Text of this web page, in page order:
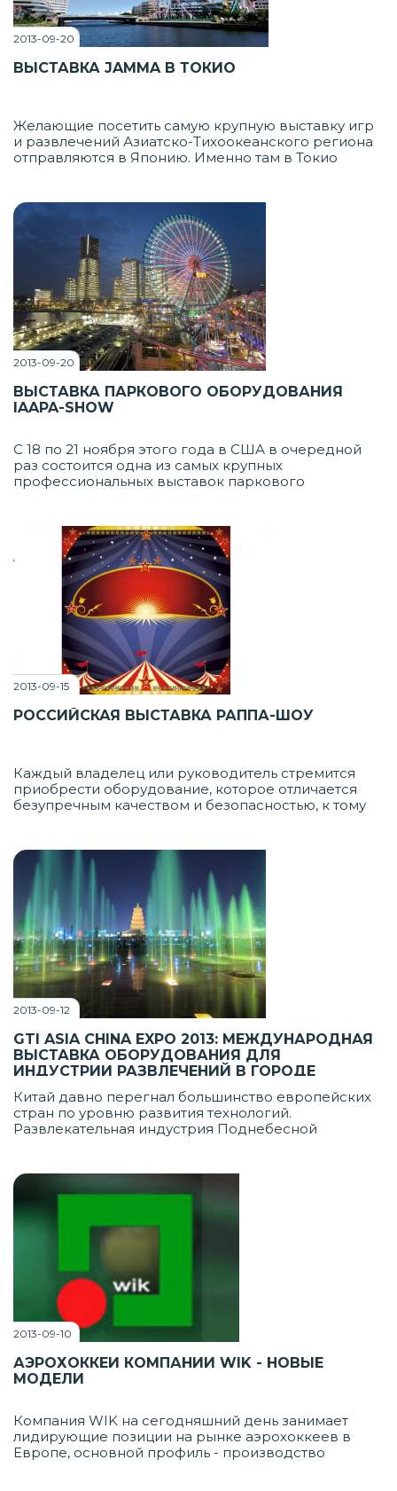
2013-09-20
ВЫСТАВКА JAMMA В ТОКИО
Желающие посетить самую крупную выставку игр
и развлечений Азиатско-Тихоокеанского региона
отправляются в Японию. Именно там в Токио
правило, анонсируют мероприятие за несколько
недель до Tokyo Game Show.
2013-09-20
ВЫСТАВКА ПАРКОВОГО ОБОРУДОВАНИЯ
IAAPA-SHOW
С 18 по 21 ноября этого года в США в очередной
раз состоится одна из самых крупных
профессиональных выставок паркового
Ассоциации Развлекательных парков и
Аттракционов (IAAPA) и ориентирована на тех, кто
работает в индустрии досуга.
2013-09-15
РОССИЙСКАЯ ВЫСТАВКА РАППА-ШОУ
Каждый владелец или руководитель стремится
приобрести оборудование, которое отличается
безупречным качеством и безопасностью, к тому
Российской Ассоциации Парков и
Производителей Аттракционов (РАППА) уже более
15 лет успешно проводится мероприятие
международного уровня - РАППА-шоу.
2013-09-12
GTI ASIA CHINA EXPO 2013: МЕЖДУНАРОДНАЯ
ВЫСТАВКА ОБОРУДОВАНИЯ ДЛЯ
ИНДУСТРИИ РАЗВЛЕЧЕНИЙ В ГОРОДЕ
Китай давно перегнал большинство европейских
стран по уровню развития технологий.
Развлекательная индустрия Поднебесной
Конечно, это привлекает внимание операторов с
мировым именем и потому в Китае проводятся
грандиозные выставки. Одна из них – GTI Asia China
Expo. Организатором выступает Haw Ji Co., Ltd.,
проходит мероприятие ежегодно.
2013-09-10
АЭРОХОККЕИ КОМПАНИИ WIK - НОВЫЕ
МОДЕЛИ
Компания WIK на сегодняшний день занимает
лидирующие позиции на рынке аэрохоккеев в
Европе, основной профиль - производство